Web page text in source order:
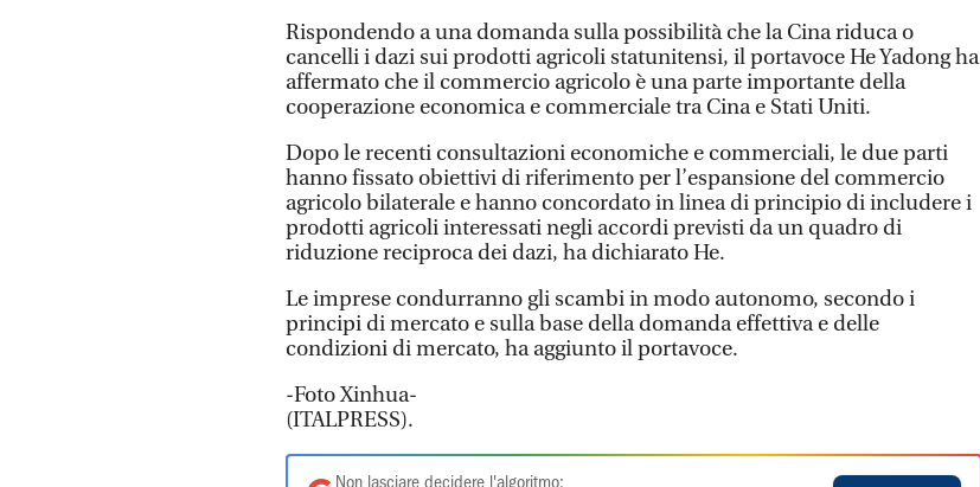
Rispondendo a una domanda sulla possibilità che la Cina riduca o
cancelli i dazi sui prodotti agricoli statunitensi, il portavoce He Yadong ha
affermato che il commercio agricolo è una parte importante della
cooperazione economica e commerciale tra Cina e Stati Uniti.
Dopo le recenti consultazioni economiche e commerciali, le due parti
hanno fissato obiettivi di riferimento per l’espansione del commercio
agricolo bilaterale e hanno concordato in linea di principio di includere i
prodotti agricoli interessati negli accordi previsti da un quadro di
riduzione reciproca dei dazi, ha dichiarato He.
Le imprese condurranno gli scambi in modo autonomo, secondo i
principi di mercato e sulla base della domanda effettiva e delle
condizioni di mercato, ha aggiunto il portavoce.
-Foto Xinhua-
(ITALPRESS).
Non lasciare decidere l'algoritmo: